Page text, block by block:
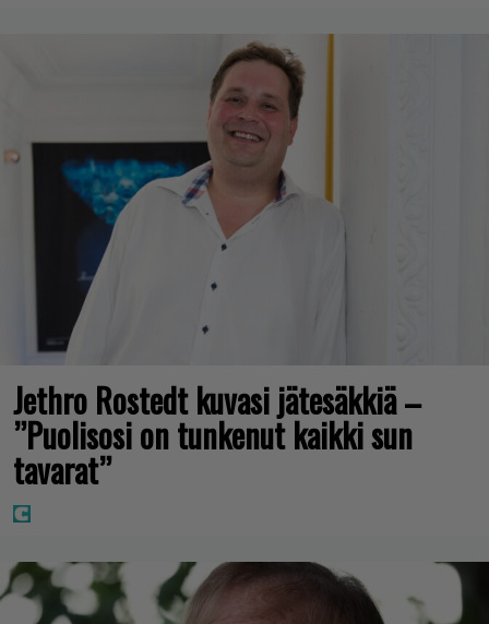
Jethro Rostedt kuvasi jätesäkkiä –
”Puolisosi on tunkenut kaikki sun
tavarat”